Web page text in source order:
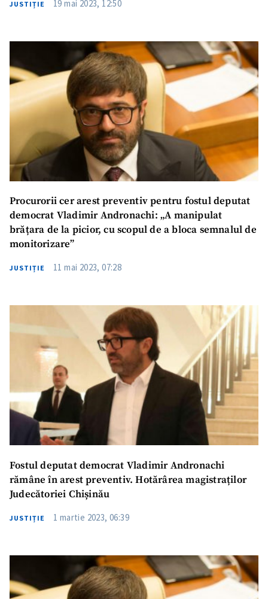
JUSTIȚIE 19 mai 2023, 12:50
Procurorii cer arest preventiv pentru fostul deputat
democrat Vladimir Andronachi: „A manipulat
brățara de la picior, cu scopul de a bloca semnalul de
monitorizare”
JUSTIȚIE 11 mai 2023, 07:28
Fostul deputat democrat Vladimir Andronachi
rămâne în arest preventiv. Hotărârea magistraților
Judecătoriei Chișinău
JUSTIȚIE 1 martie 2023, 06:39